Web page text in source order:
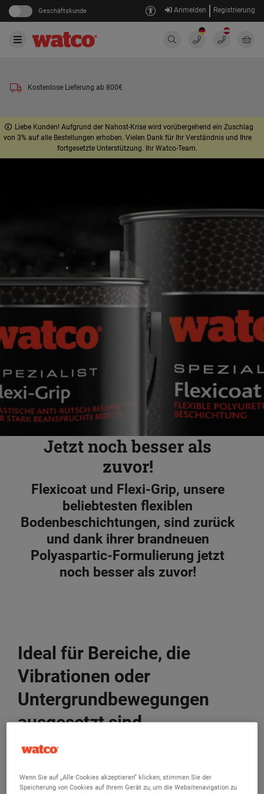
Geschäftskunde Anmelden Registrierung
Kostenlose Lieferung ab 800€
Liebe Kunden! Aufgrund der Nahost-Krise wird vorübergehend ein Zuschlag
von 3% auf alle Bestellungen erhoben. Vielen Dank für Ihr Verständnis und Ihre
fortgesetzte Unterstützung. Ihr Watco-Team.
Jetzt noch besser als
zuvor!
Flexicoat und Flexi-Grip, unsere
beliebtesten flexiblen
Bodenbeschichtungen, sind zurück
und dank ihrer brandneuen
Polyaspartic-Formulierung jetzt
noch besser als zuvor!
Ideal für Bereiche, die
Vibrationen oder
Untergrundbewegungen
ausgesetzt sind
Für Böden, mit Vibrationen oder
Beschichtungen perfekt geeignet, da sie ein
Wenn Sie auf „Alle Cookies akzeptieren“ klicken, stimmen Sie der
Speicherung von Cookies auf Ihrem Gerät zu, um die Websitenavigation zu